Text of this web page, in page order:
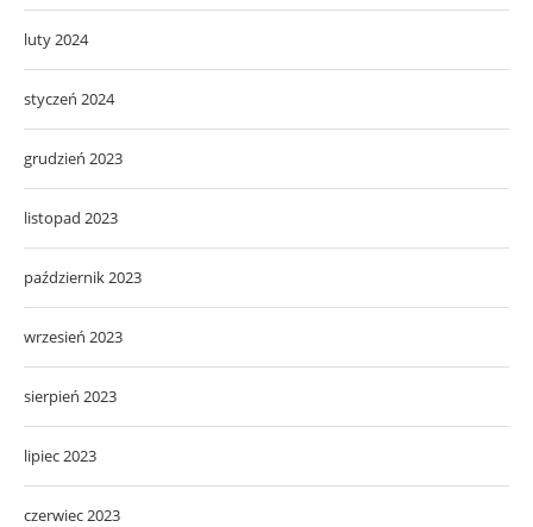
luty 2024
styczeń 2024
grudzień 2023
listopad 2023
październik 2023
wrzesień 2023
sierpień 2023
lipiec 2023
czerwiec 2023